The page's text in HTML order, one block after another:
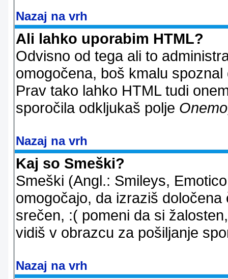
Nazaj na vrh
Ali lahko uporabim HTML?
Odvisno od tega ali to
omogočena, boš kmalu
Prav tako lahko HTML tudi
sporočila odkljukaš polje
Nazaj na vrh
Kaj so Smeški?
Smeški (Angl.: Smileys,
omogočajo, da izraziš
srečen, :( pomeni da si
vidiš v obrazcu za pošiljanje
Nazaj na vrh